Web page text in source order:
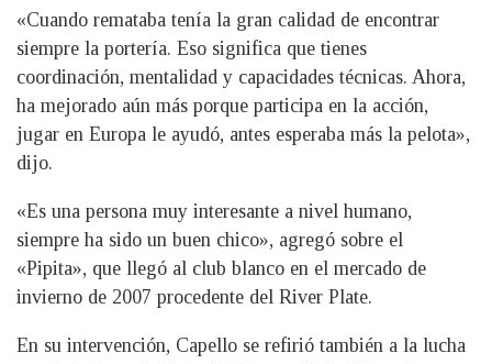
«Cuando remataba tenía la gran calidad de encontrar
siempre la portería. Eso significa que tienes
coordinación, mentalidad y capacidades técnicas. Ahora,
ha mejorado aún más porque participa en la acción,
jugar en Europa le ayudó, antes esperaba más la pelota»,
dijo.
«Es una persona muy interesante a nivel humano,
siempre ha sido un buen chico», agregó sobre el
«Pipita», que llegó al club blanco en el mercado de
invierno de 2007 procedente del River Plate.
En su intervención, Capello se refirió también a la lucha